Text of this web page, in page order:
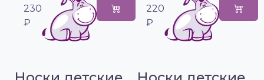
230
₽
220
₽